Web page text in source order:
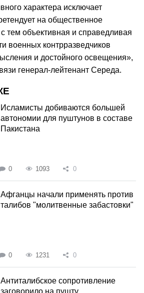
характера исключает
на общественное
тем объективная и справедливая
военных контрразведчиков
и достойного освещения»,
генерал-лейтенант Середа.
Исламисты добиваются большей
автономии для пуштунов в составе
Пакистана
0 1093 0
Афганцы начали применять против
талибов "молитвенные забастовки"
0 1231 0
Антиталибское сопротивление